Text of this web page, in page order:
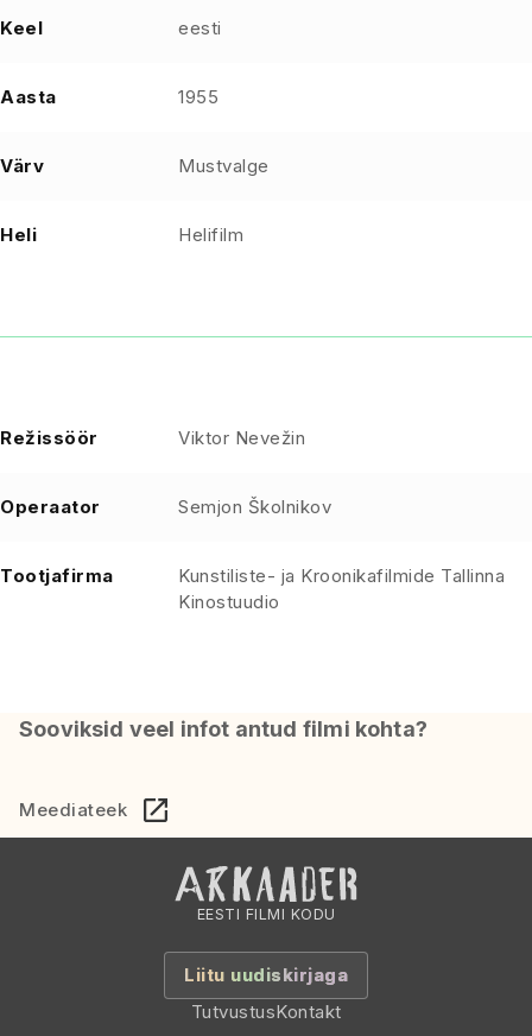
Keel eesti
Aasta 1955
Värv Mustvalge
Heli Helifilm
Režissöör Viktor Nevežin
Operaator Semjon Školnikov
Tootjafirma
Kunstiliste- ja Kroonikafilmide Tallinna
Kinostuudio
Sooviksid veel infot antud filmi kohta?
Meediateek
EESTI FILMI KODU
Liitu uudiskirjaga
TutvustusKontakt